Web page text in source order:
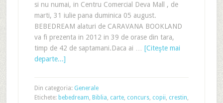
si nu numai, in Centru Comercial Deva Mall , de
marti, 31 iulie pana duminica 05 august.
BEBEDREAM alaturi de CARAVANA BOOKLAND
va fi prezenta in 2012 in 39 de orase din tara,
timp de 42 de saptamani.Daca ai … [Citeşte mai
departe...]
Din categoria: Generale
Etichete: bebedream, Biblia, carte, concurs, copii, crestin,